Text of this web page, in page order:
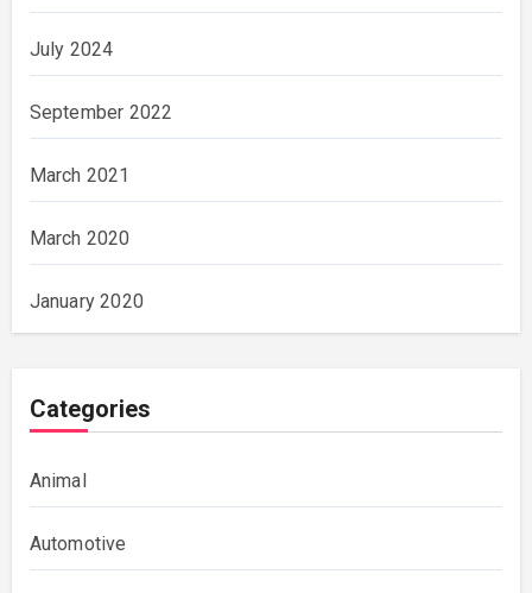
July 2024
September 2022
March 2021
March 2020
January 2020
Categories
Animal
Automotive